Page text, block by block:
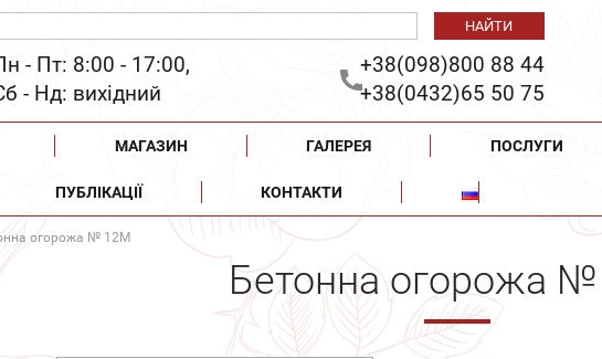
- Пт: 8:00 - 17:00,
- Нд: вихідний
+38(098)800 88 44
+38(0432)65 50 75
МАГАЗИН ГАЛЕРЕЯ ПОСЛУГИ
ПУБЛІКАЦІЇ КОНТАКТИ
огорожа № 12М
Бетонна огорожа